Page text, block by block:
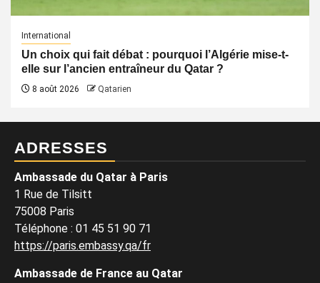
International
Un choix qui fait débat : pourquoi l’Algérie mise-t-
elle sur l’ancien entraîneur du Qatar ?
8 août 2026 Qatarien
ADRESSES
Ambassade du Qatar à Paris
1 Rue de Tilsitt
75008 Paris
Téléphone : 01 45 51 90 71
https://paris.embassy.qa/fr
Ambassade de France au Qatar